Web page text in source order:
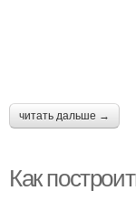
читать дальше →
Как